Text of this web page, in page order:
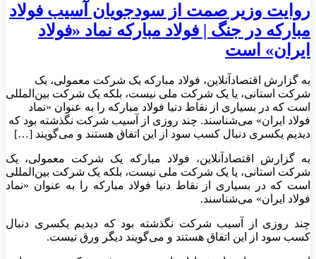
روایت وزیر صمت از سودجویان آسیب فولاد
مبارکه در جنگ | فولاد مبارکه نماد «فولاد
ایران» است
به گزارش اقتصادآنلاین، فولاد مبارکه یک شرکت معمولی، یک
شرکت استانی، یا یک شرکت ملی نیست، بلکه یک شرکت بین‌المللی
است که در بسیاری از نقاط دنیا فولاد مبارکه را به عنوان «نماد
فولاد ایران» می‌شناسند. چند روزی از آسیب شرکت نگذشته بود که
دیدیم یکسری دنبال کسب سود از این اتفاق هستند و می‌گویند […]
به گزارش اقتصادآنلاین، فولاد مبارکه یک شرکت معمولی، یک
شرکت استانی، یا یک شرکت ملی نیست، بلکه یک شرکت بین‌المللی
است که در بسیاری از نقاط دنیا فولاد مبارکه را به عنوان «نماد
فولاد ایران» می‌شناسند.
چند روزی از آسیب شرکت نگذشته بود که دیدیم یکسری دنبال
کسب سود از این اتفاق هستند و می‌گویند دیگر ورق نیست.